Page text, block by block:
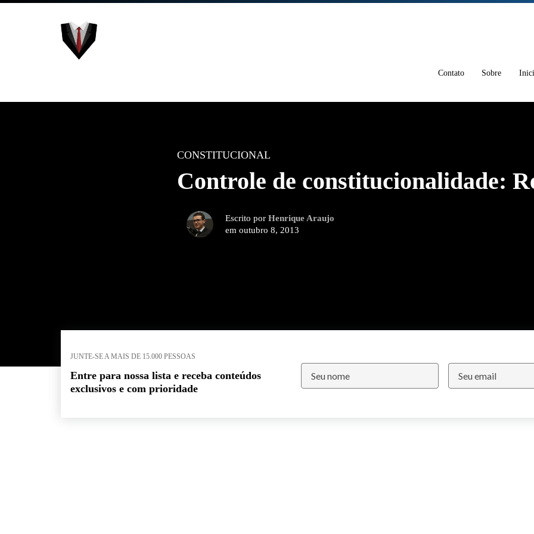
Contato Sobre
CONSTITUCIONAL
Controle de constitucionalidade:
Escrito por Henrique Araujo
em outubro 8, 2013
JUNTE-SE A MAIS DE 15.000 PESSOAS
Entre para nossa lista e receba conteúdos
exclusivos e com prioridade